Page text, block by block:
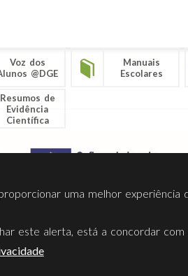
Voz dos
@DGE
Manuais
Escolares
Resumos de
Evidência
Científica
Termos Utilização Contactos
uma melhor experiência
este alerta, está a concordar com